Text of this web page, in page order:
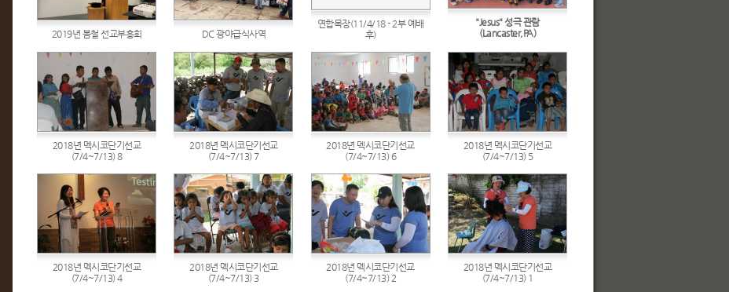
2019년 봄철 선교부흥회 DC 광야급식사역
연합목장(11/4/18 - 2부 예배
후)
"Jesus" 성극 관람
(Lancaster,PA)
2018년 멕시코단기선교
(7/4~7/13) 8
2018년 멕시코단기선교
(7/4~7/13) 7
2018년 멕시코단기선교
(7/4~7/13) 6
2018년 멕시코단기선교
(7/4~7/13) 5
2018년 멕시코단기선교
(7/4~7/13) 4
2018년 멕시코단기선교
(7/4~7/13) 3
2018년 멕시코단기선교
(7/4~7/13) 2
2018년 멕시코단기선교
(7/4~7/13) 1